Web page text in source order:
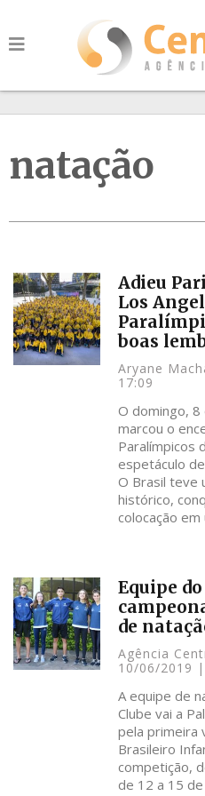
natação
Adieu
Los
boas
Aryane
17:09
O domingo,
marcou o
Paralímpicos
espetáculo
O Brasil teve
histórico,
colocação em
Equipe
de
Agência
10/06/2019
A equipe de
Clube vai a
pela primeira
Brasileiro
competição,
de 12 a 15